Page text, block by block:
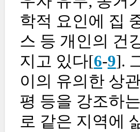
학적 요인에 집
스 등 개인의 건
지고 있다[6-9].
이의 유의한 상
평 등을 강조하
로 같은 지역에